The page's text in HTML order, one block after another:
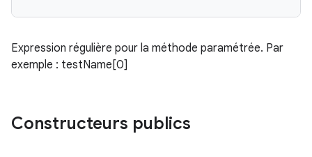
Expression régulière pour la méthode paramétrée. Par
exemple : testName[0]
Constructeurs publics